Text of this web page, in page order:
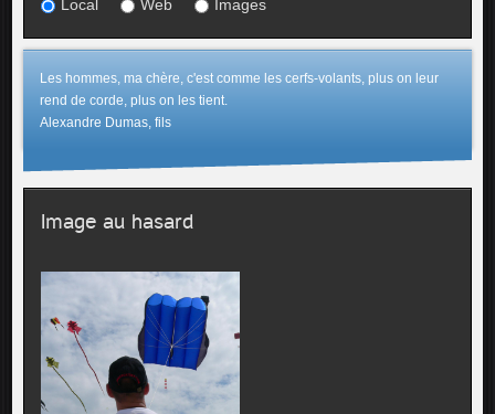
Local Web Images
Les hommes, ma chère, c'est comme les cerfs-volants, plus on leur
rend de corde, plus on les tient.
Alexandre Dumas, fils
Image au hasard